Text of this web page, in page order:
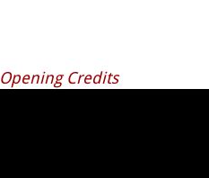
Opening Credits